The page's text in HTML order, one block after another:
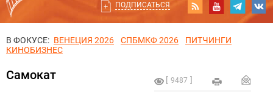
ПОДПИСАТЬСЯ
В ФОКУСЕ: ВЕНЕЦИЯ 2026 СПБМКФ 2026
ПИТЧИНГИ
КИНОБИЗНЕС
9487
Самокат